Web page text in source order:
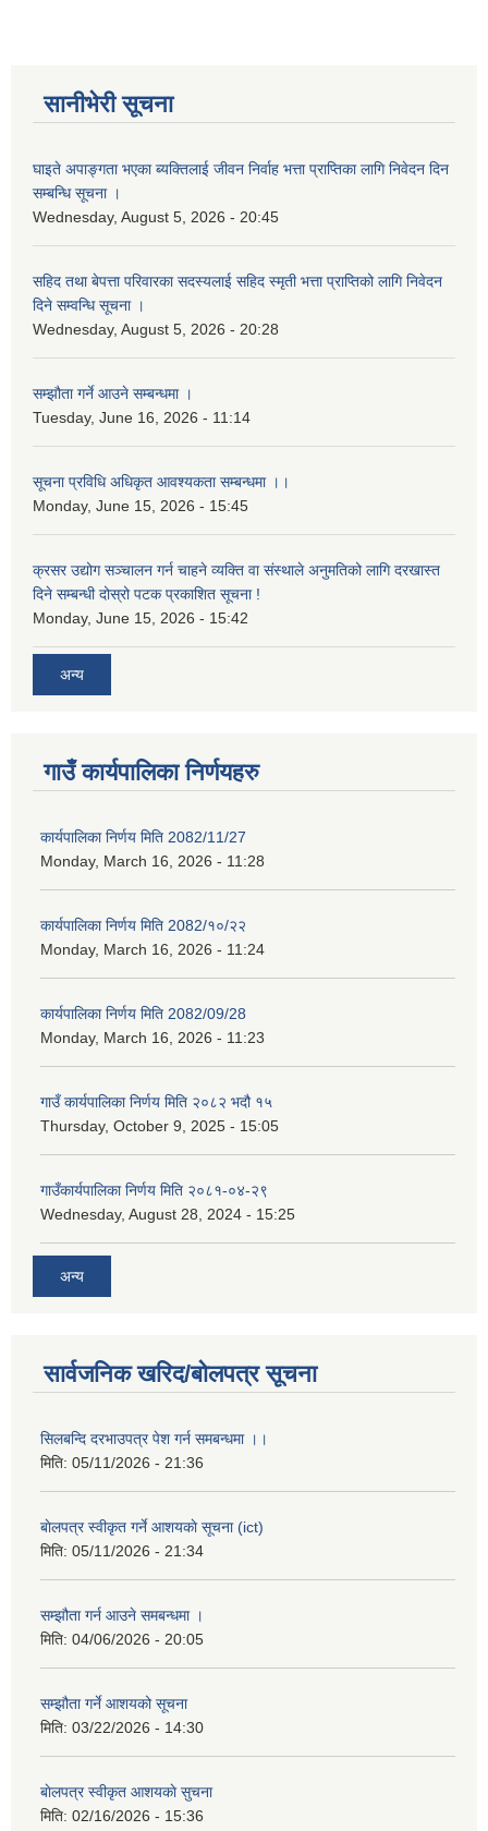
सानीभेरी सूचना
घाइते अपाङ्गता भएका ब्यक्तिलाई जीवन निर्वाह भत्ता प्राप्तिका लागि निवेदन दिन
सम्बन्धि सूचना ।
Wednesday, August 5, 2026 - 20:45
सहिद तथा बेपत्ता परिवारका सदस्यलाई सहिद स्मृती भत्ता प्राप्तिको लागि निवेदन
दिने सम्वन्धि सूचना ।
Wednesday, August 5, 2026 - 20:28
सम्झौता गर्ने आउने सम्बन्धमा ।
Tuesday, June 16, 2026 - 11:14
सूचना प्रविधि अधिकृत आवश्यकता सम्बन्धमा ।।
Monday, June 15, 2026 - 15:45
क्रसर उद्योग सञ्चालन गर्न चाहने व्यक्ति वा संस्थाले अनुमतिको लागि दरखास्त
दिने सम्बन्धी दोस्रो पटक प्रकाशित सूचना !
Monday, June 15, 2026 - 15:42
अन्य
गाउँ कार्यपालिका निर्णयहरु
कार्यपालिका निर्णय मिति 2082/11/27
Monday, March 16, 2026 - 11:28
कार्यपालिका निर्णय मिति 2082/१०/२२
Monday, March 16, 2026 - 11:24
कार्यपालिका निर्णय मिति 2082/09/28
Monday, March 16, 2026 - 11:23
गाउँ कार्यपालिका निर्णय मिति २०८२ भदौ १५
Thursday, October 9, 2025 - 15:05
गाउँकार्यपालिका निर्णय मिति २०८१-०४-२९
Wednesday, August 28, 2024 - 15:25
अन्य
सार्वजनिक खरिद/बोलपत्र सूचना
सिलबन्दि दरभाउपत्र पेश गर्न समबन्धमा ।।
मिति: 05/11/2026 - 21:36
बाेलपत्र स्वीकृत गर्ने आशयकाे सूचना (ict)
मिति: 05/11/2026 - 21:34
सम्झौता गर्न आउने समबन्धमा ।
मिति: 04/06/2026 - 20:05
सम्झौता गर्ने आशयको सूचना
मिति: 03/22/2026 - 14:30
बाेलपत्र स्वीकृत आशयकाे सुचना
मिति: 02/16/2026 - 15:36